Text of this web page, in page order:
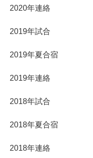
2020年連絡
2019年試合
2019年夏合宿
2019年連絡
2018年試合
2018年夏合宿
2018年連絡